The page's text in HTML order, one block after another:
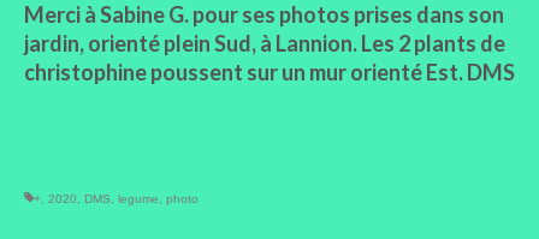
Merci à Sabine G. pour ses photos prises dans son
jardin, orienté plein Sud, à Lannion. Les 2 plants de
christophine poussent sur un mur orienté Est. DMS
+, 2020, DMS, legume, photo